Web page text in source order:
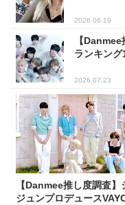
2026.06.19
【
ランキン
2026.07.23
【Danmee推し度調査】
ジュンプロデュース